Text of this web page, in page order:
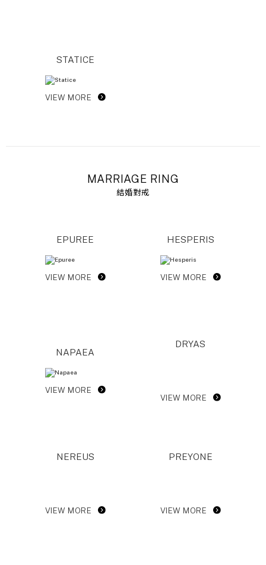
STATICE
VIEW MORE
MARRIAGE RING
結婚對戒
EPUREE
VIEW MORE
HESPERIS
VIEW MORE
NAPAEA
VIEW MORE
DRYAS
VIEW MORE
NEREUS
VIEW MORE
PREYONE
VIEW MORE